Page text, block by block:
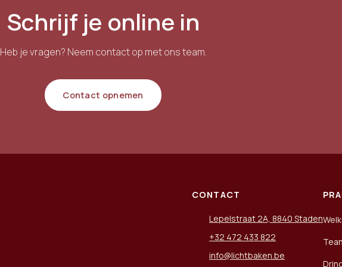
richten. Je oefent nieuwe, positieve
gedachten en wordt milder voor jezelf.
Schrijf je online in
Heb je vragen? Neem contact op met ons team.
Contact opnemen
CONTACT
Lepelstraat 2A, 8840 Staden
+32 472 433 822
info@lichtbaken.be